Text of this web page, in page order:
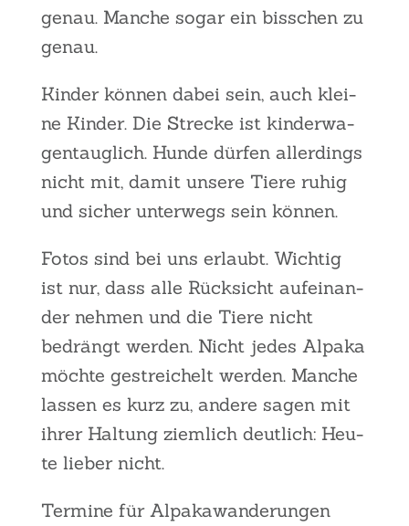
genau. Man­che sogar ein biss­chen zu
genau.
Kin­der kön­nen dabei sein, auch klei­
ne Kin­der. Die Stre­cke ist kin­der­wa­
gen­taug­lich. Hun­de dür­fen aller­dings
nicht mit, damit unse­re Tie­re ruhig
und sicher unter­wegs sein kön­nen.
Fotos sind bei uns erlaubt. Wich­tig
ist nur, dass alle Rück­sicht auf­ein­an­
der neh­men und die Tie­re nicht
bedrängt wer­den. Nicht jedes Alpa­ka
möch­te gestrei­chelt wer­den. Man­che
las­sen es kurz zu, ande­re sagen mit
ihrer Hal­tung ziem­lich deut­lich: Heu­
te lie­ber nicht.
Ter­mi­ne für Alpa­ka­wan­de­run­gen